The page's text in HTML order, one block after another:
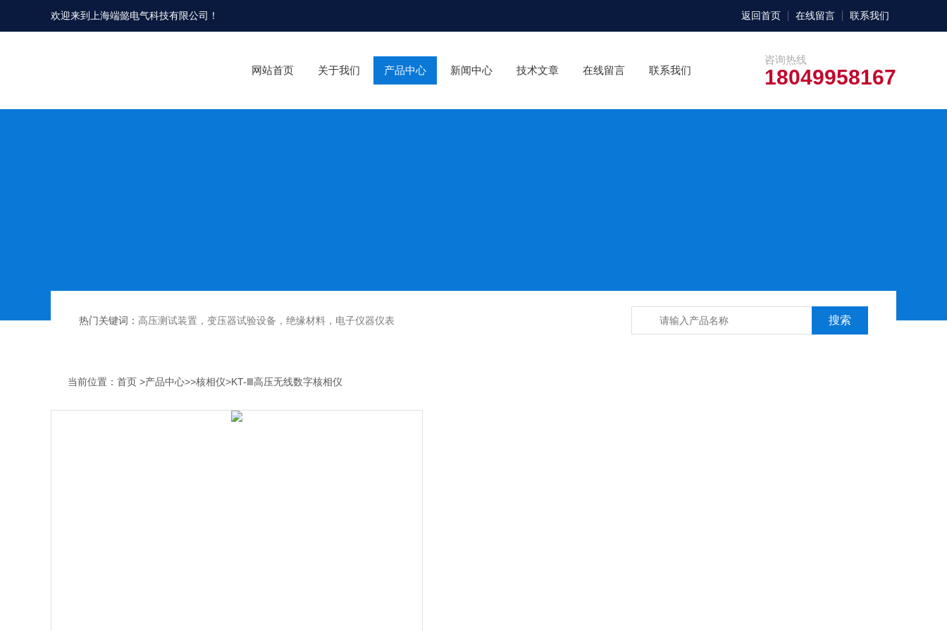
欢迎来到 上海端懿电气科技有限公司 ！ 返回首页 在线留言 联系我们
咨询热线
18049958167
网站首页 关于我们 产品中心 新闻中心 技术文章 在线留言 联系我们
热门关键词： 高压测试装置，变压器试验设备，绝缘材料，电子仪器仪表
当前位置： 首页 >产品中心>>核相仪>KT-Ⅲ高压无线数字核相仪